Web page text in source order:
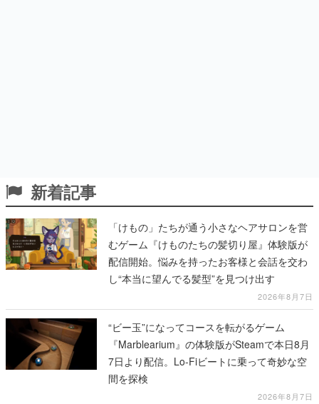
新着記事
「けもの」たちが通う小さなヘアサロンを営
むゲーム『けものたちの髪切り屋』体験版が
配信開始。悩みを持ったお客様と会話を交わ
し“本当に望んでる髪型”を見つけ出す
2026年8月7日
“ビー玉”になってコースを転がるゲーム
『Marblearium』の体験版がSteamで本日8月
7日より配信。Lo-Fiビートに乗って奇妙な空
間を探検
2026年8月7日